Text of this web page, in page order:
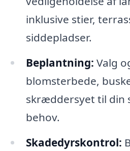
inklusive stier,
siddepladser.
Beplantning: Valg
blomsterbede,
skræddersyet til din
behov.
Skadedyrskontrol: